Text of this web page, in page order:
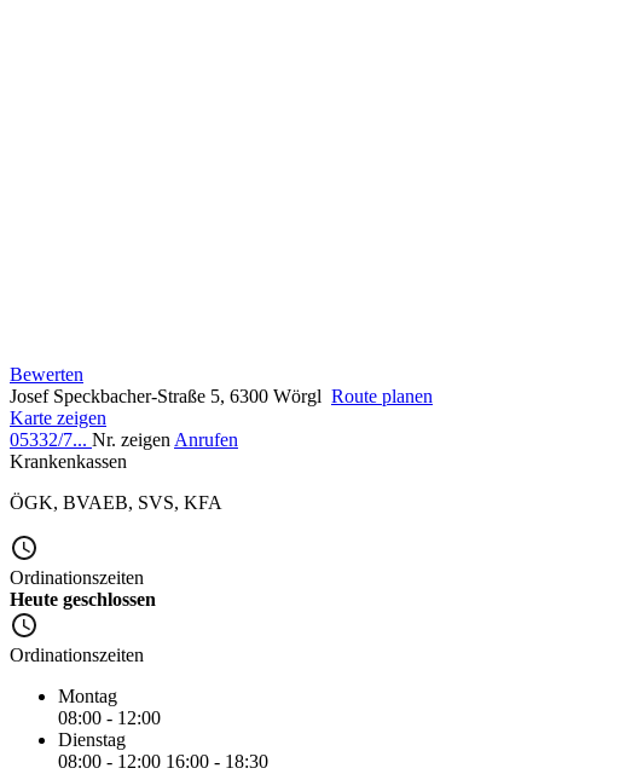
Bewerten
Josef Speckbacher-Straße 5, 6300 Wörgl Route planen
Karte zeigen
05332/7... Nr. zeigen Anrufen
Krankenkassen
ÖGK, BVAEB, SVS, KFA
Ordinationszeiten
Heute geschlossen
Ordinationszeiten
Montag
08:00 - 12:00
Dienstag
08:00 - 12:00 16:00 - 18:30